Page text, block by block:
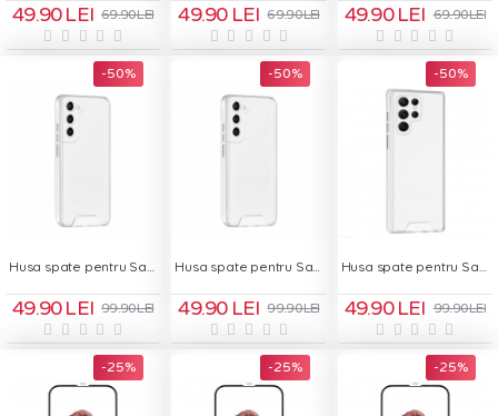
49.90 LEI 69.90 LEI 49.90 LEI 69.90 LEI 49.90 LEI 69.90 LEI
-50 %
49.90 LEI 99.90 LEI
-50 %
49.90 LEI 99.90 LEI
-50 %
49.90 LEI 99.90 LEI
-25 % -25 % -25 %